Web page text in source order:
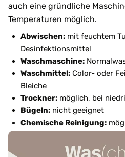
auch eine gründliche
Temperaturen möglich.
Abwischen: mit feuchtem
Desinfektionsmittel
Waschmaschine:
Waschmittel: Color- oder
Bleiche
Trockner: möglich, bei
Bügeln: nicht geeignet
Chemische Reinigung: